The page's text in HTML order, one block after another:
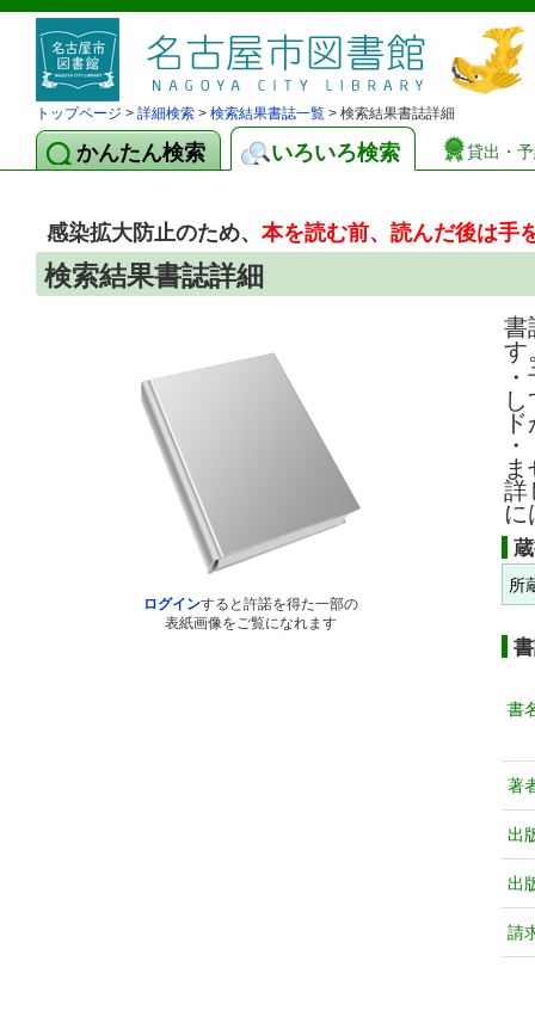
トップページ > 詳細検索 > 検索結果書誌一覧 > 検索結果書誌詳細
かんたん検索 いろいろ検索 貸出・
感染拡大防止のため、本を読む前、読んだ後は手
検索結果書誌詳細
ログインすると許諾を得た一部の
表紙画像をご覧になれます
書
す
詳
に
所
書
著
出
出
請